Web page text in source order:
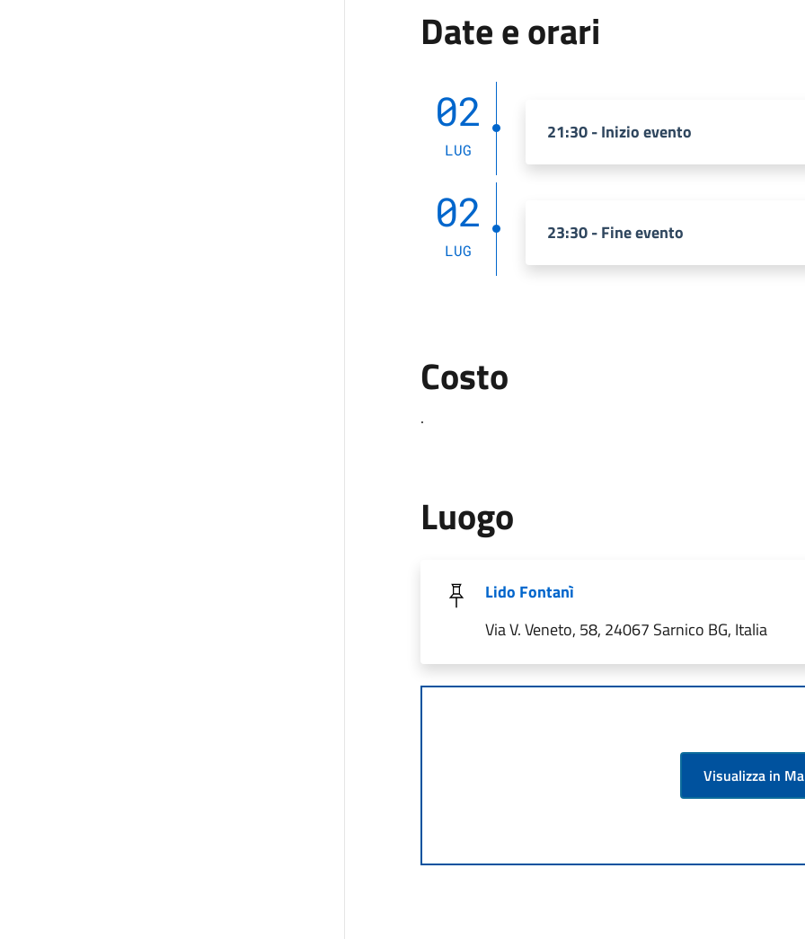
Date e orari
02
LUG
21:30 - Inizio evento
02
LUG
23:30 - Fine evento
Costo
.
Luogo
Lido Fontanì
Via V. Veneto, 58, 24067 Sarnico BG, Italia
Visualizza in